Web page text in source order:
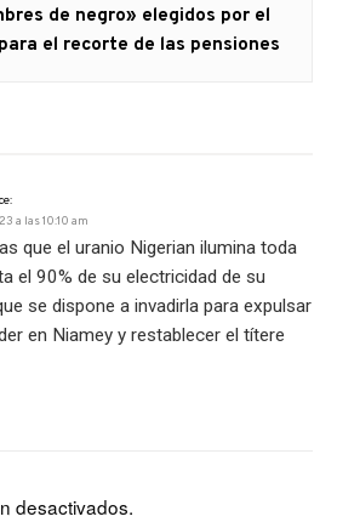
de negro» elegidos por el
el recorte de las pensiones
a las 10:10 am
que el uranio Nigerian ilumina toda
el 90% de su electricidad de su
se dispone a invadirla para expulsar
en Niamey y restablecer el títere
desactivados.